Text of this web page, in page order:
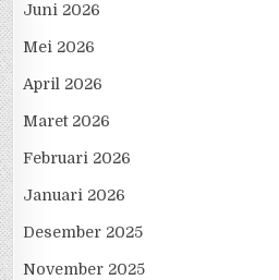
Juni 2026
Mei 2026
April 2026
Maret 2026
Februari 2026
Januari 2026
Desember 2025
November 2025